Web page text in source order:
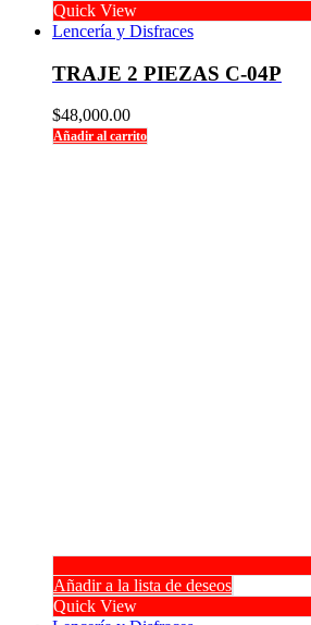
Quick View
Lencería y Disfraces
TRAJE 2 PIEZAS C-04P
$48,000.00
Añadir al carrito
Añadir a la lista de deseos
Quick View